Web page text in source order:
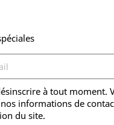
à tout moment.
informations de
du site.